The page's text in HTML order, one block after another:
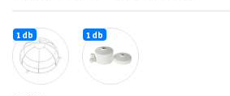
1 db 1 db